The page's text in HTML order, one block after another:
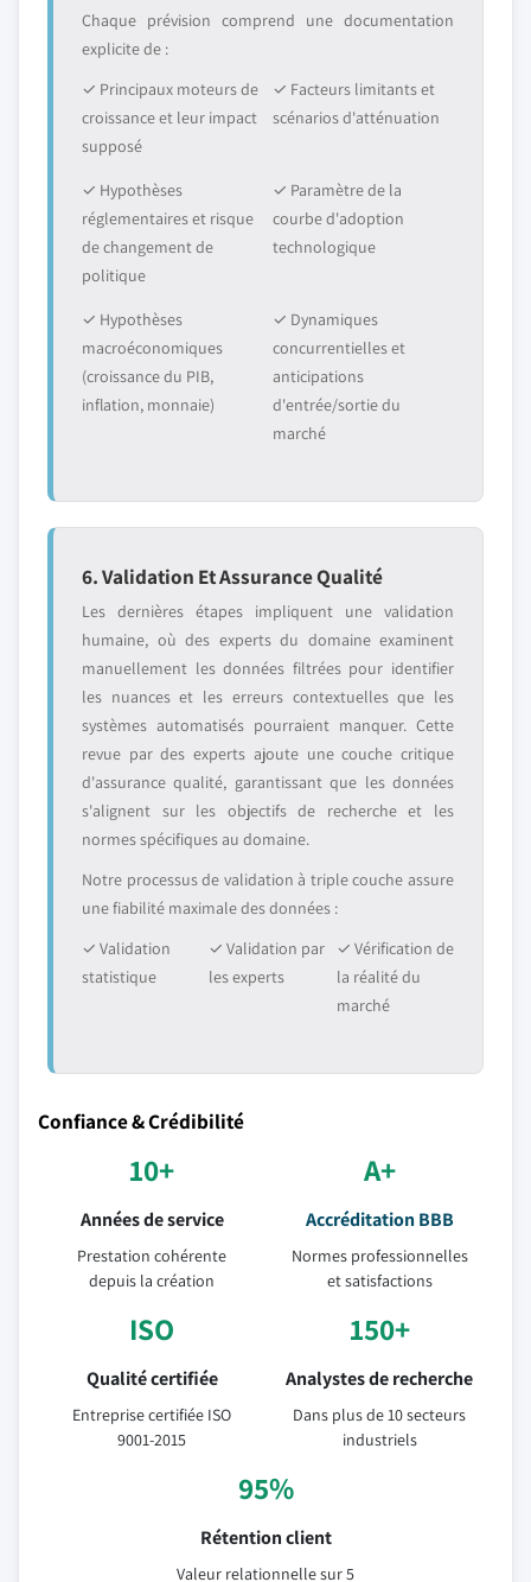
Chaque prévision comprend une documentation
explicite de :
✓ Principaux moteurs de
croissance et leur impact
supposé
✓ Facteurs limitants et
scénarios d'atténuation
✓ Hypothèses
réglementaires et risque
de changement de
politique
✓ Paramètre de la
courbe d'adoption
technologique
✓ Hypothèses
macroéconomiques
(croissance du PIB,
inflation, monnaie)
✓ Dynamiques
concurrentielles et
anticipations
d'entrée/sortie du
marché
6. Validation Et Assurance Qualité
Les dernières étapes impliquent une validation
humaine, où des experts du domaine examinent
manuellement les données filtrées pour identifier
les nuances et les erreurs contextuelles que les
systèmes automatisés pourraient manquer. Cette
revue par des experts ajoute une couche critique
d'assurance qualité, garantissant que les données
s'alignent sur les objectifs de recherche et les
normes spécifiques au domaine.
Notre processus de validation à triple couche assure
une fiabilité maximale des données :
✓ Validation
statistique
✓ Validation par
les experts
✓ Vérification de
la réalité du
marché
Confiance & Crédibilité
10+
Années de service
Prestation cohérente
depuis la création
A+
Accréditation BBB
Normes professionnelles
et satisfactions
ISO
Qualité certifiée
Entreprise certifiée ISO
9001-2015
150+
Analystes de recherche
Dans plus de 10 secteurs
industriels
95%
Rétention client
Valeur relationnelle sur 5